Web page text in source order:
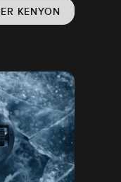
KENYON